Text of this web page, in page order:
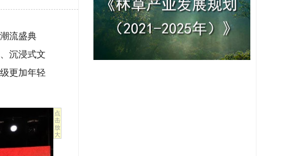
流盛典
沉浸式文
更加年轻
点
击
放
大